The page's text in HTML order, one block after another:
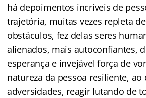
há depoimentos incríveis de
trajetória, muitas vezes repleta
obstáculos, fez delas seres
alienados, mais autoconfiantes,
esperança e invejável força de
natureza da pessoa resiliente, ao
adversidades, reagir lutando de